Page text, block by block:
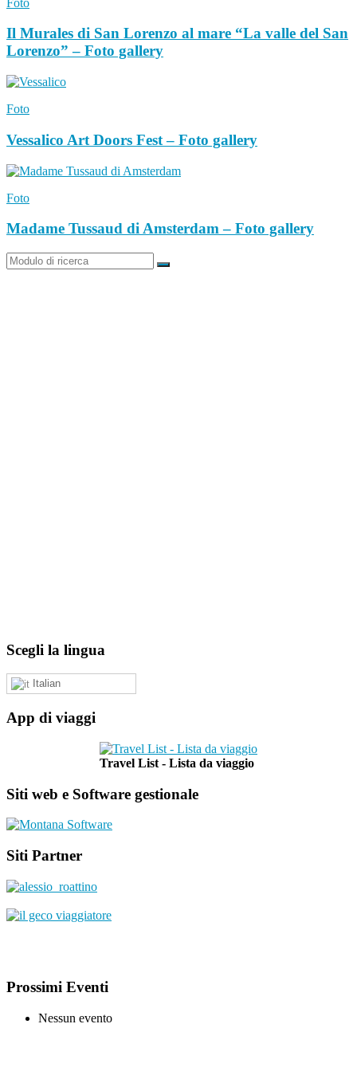
Il Murales di San Lorenzo al mare “La valle del San
Lorenzo” – Foto gallery
Foto
Vessalico Art Doors Fest – Foto gallery
Foto
Madame Tussaud di Amsterdam – Foto gallery
Ricerca
Scegli la lingua
Italian
App di viaggi
Travel List - Lista da viaggio
Siti web e Software gestionale
Siti Partner
Prossimi Eventi
Nessun evento